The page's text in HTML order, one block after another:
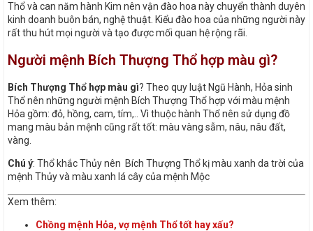
Thổ và can năm hành Kim nên vận đào hoa này chuyển thành duyên
kinh doanh buôn bán, nghệ thuật. Kiểu đào hoa của những người này
rất thu hút mọi người và tạo được mối quan hệ rộng rãi.
Người mệnh Bích Thượng Thổ hợp màu gì?
Bích Thượng Thổ hợp màu gì? Theo quy luật Ngũ Hành, Hỏa sinh
Thổ nên những người mệnh Bích Thượng Thổ hợp với màu mệnh
Hỏa gồm: đỏ, hồng, cam, tím,.. Vì thuộc hành Thổ nên sử dụng đồ
mang màu bản mệnh cũng rất tốt: màu vàng sẫm, nâu, nâu đất,
vàng.
Chú ý: Thổ khắc Thủy nên Bích Thượng Thổ kị màu xanh da trời của
mệnh Thủy và màu xanh lá cây của mệnh Mộc
Xem thêm:
Chồng mệnh Hỏa, vợ mệnh Thổ tốt hay xấu?